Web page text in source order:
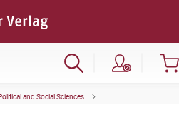
and Social Sciences